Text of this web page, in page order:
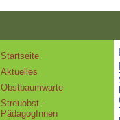
Startseite
Aktuelles
Obstbaumwarte
Streuobst -
PädagogInnen